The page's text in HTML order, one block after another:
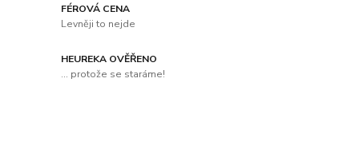
FÉROVÁ CENA
Levněji to nejde
HEUREKA OVĚŘENO
... protože se staráme!